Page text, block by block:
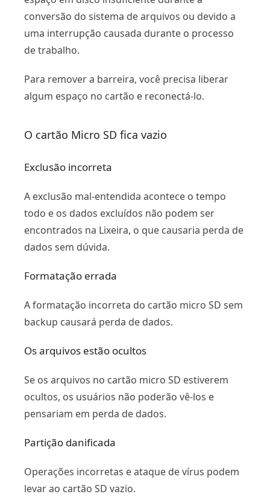
conversão do sistema de arquivos ou devido a
uma interrupção causada durante o processo
de trabalho.
Para remover a barreira, você precisa liberar
algum espaço no cartão e reconectá-lo.
O cartão Micro SD fica vazio
Exclusão incorreta
A exclusão mal-entendida acontece o tempo
todo e os dados excluídos não podem ser
encontrados na Lixeira, o que causaria perda de
dados sem dúvida.
Formatação errada
A formatação incorreta do cartão micro SD sem
backup causará perda de dados.
Os arquivos estão ocultos
Se os arquivos no cartão micro SD estiverem
ocultos, os usuários não poderão vê-los e
pensariam em perda de dados.
Partição danificada
Operações incorretas e ataque de vírus podem
levar ao cartão SD vazio.